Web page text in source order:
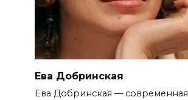
Ева Добринская
Ева Добринская — современная